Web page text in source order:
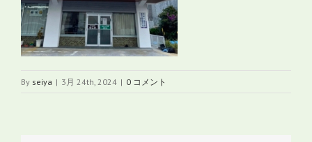
By seiya | 3月 24th, 2024 | 0 コメント